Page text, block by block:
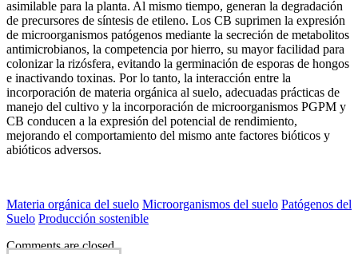
asimilable para la planta. Al mismo tiempo, generan la degradación
de precursores de síntesis de etileno. Los CB suprimen la expresión
de microorganismos patógenos mediante la secreción de metabolitos
antimicrobianos, la competencia por hierro, su mayor facilidad para
colonizar la rizósfera, evitando la germinación de esporas de hongos
e inactivando toxinas. Por lo tanto, la interacción entre la
incorporación de materia orgánica al suelo, adecuadas prácticas de
manejo del cultivo y la incorporación de microorganismos PGPM y
CB conducen a la expresión del potencial de rendimiento,
mejorando el comportamiento del mismo ante factores bióticos y
abióticos adversos.
Materia orgánica del suelo Microorganismos del suelo Patógenos del
Suelo Producción sostenible
Comments are closed.